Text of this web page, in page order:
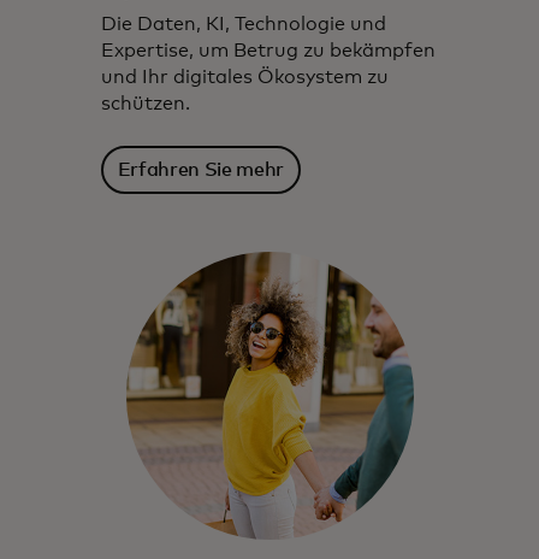
Die Daten, KI, Technologie und
Expertise, um Betrug zu bekämpfen
und Ihr digitales Ökosystem zu
schützen.
Erfahren Sie mehr